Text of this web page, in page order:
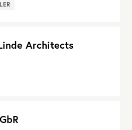
Architects